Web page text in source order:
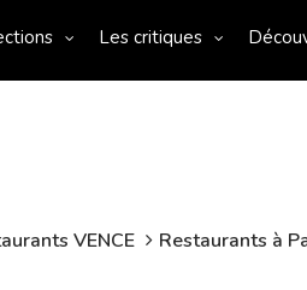
Les critiques
VENCE
Restaurants à